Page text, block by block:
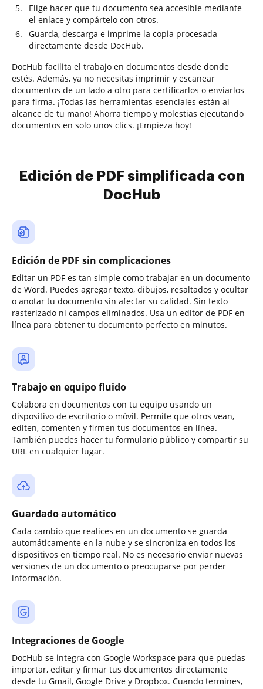
Elige hacer que tu documento sea accesible mediante
el enlace y compártelo con otros.
Guarda, descarga e imprime la copia procesada
directamente desde DocHub.
DocHub facilita el trabajo en documentos desde donde
estés. Además, ya no necesitas imprimir y escanear
documentos de un lado a otro para certificarlos o enviarlos
para firma. ¡Todas las herramientas esenciales están al
alcance de tu mano! Ahorra tiempo y molestias ejecutando
documentos en solo unos clics. ¡Empieza hoy!
Edición de PDF simplificada con
DocHub
Edición de PDF sin complicaciones
Editar un PDF es tan simple como trabajar en un documento
de Word. Puedes agregar texto, dibujos, resaltados y ocultar
o anotar tu documento sin afectar su calidad. Sin texto
rasterizado ni campos eliminados. Usa un editor de PDF en
línea para obtener tu documento perfecto en minutos.
Trabajo en equipo fluido
Colabora en documentos con tu equipo usando un
dispositivo de escritorio o móvil. Permite que otros vean,
editen, comenten y firmen tus documentos en línea.
También puedes hacer tu formulario público y compartir su
URL en cualquier lugar.
Guardado automático
Cada cambio que realices en un documento se guarda
automáticamente en la nube y se sincroniza en todos los
dispositivos en tiempo real. No es necesario enviar nuevas
versiones de un documento o preocuparse por perder
información.
Integraciones de Google
DocHub se integra con Google Workspace para que puedas
importar, editar y firmar tus documentos directamente
desde tu Gmail, Google Drive y Dropbox. Cuando termines,